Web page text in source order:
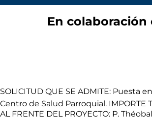
En colaboración
SOLICITUD QUE SE ADMITE: Puesta
Centro de Salud Parroquial. IMPORTE
AL FRENTE DEL PROYECTO: P.